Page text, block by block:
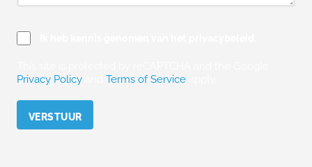
Privacy Policy
Terms of Service
Please leave this field empty.